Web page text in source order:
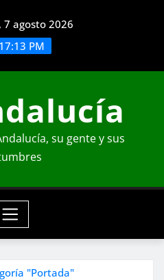
7 agosto 2026
PM
su gente y sus
"Portada"